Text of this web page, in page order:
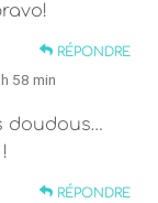
RÉPONDRE
58 min
doudous…
RÉPONDRE